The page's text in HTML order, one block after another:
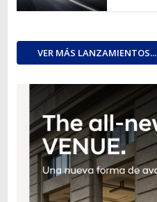
VER MÁS LANZAMIENTOS...